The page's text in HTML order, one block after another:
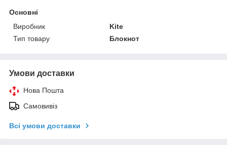
Основні
Виробник
Kite
Тип товару
Блокнот
Умови доставки
Нова Пошта
Самовивіз
Всі умови доставки